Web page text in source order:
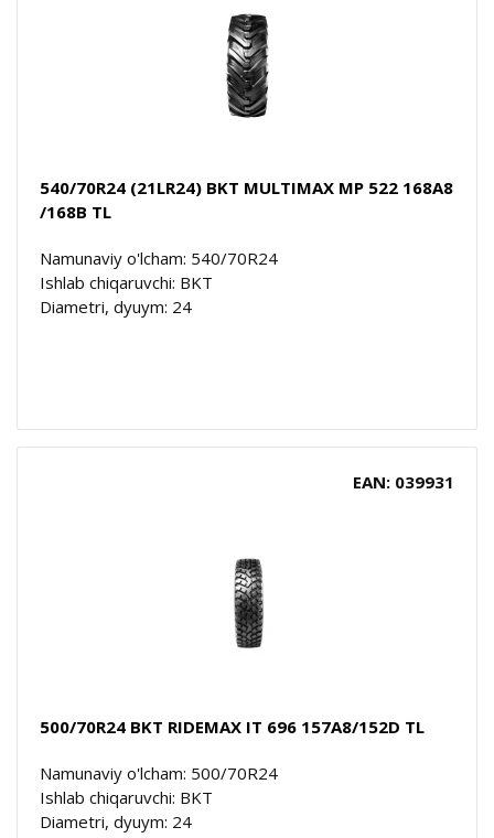
540/70R24 (21LR24) BKT MULTIMAX MP 522 168A8
/168B TL
Namunaviy o'lcham: 540/70R24
Ishlab chiqaruvchi: BKT
Diametri, dyuym: 24
EAN: 039931
500/70R24 BKT RIDEMAX IT 696 157A8/152D TL
Namunaviy o'lcham: 500/70R24
Ishlab chiqaruvchi: BKT
Diametri, dyuym: 24